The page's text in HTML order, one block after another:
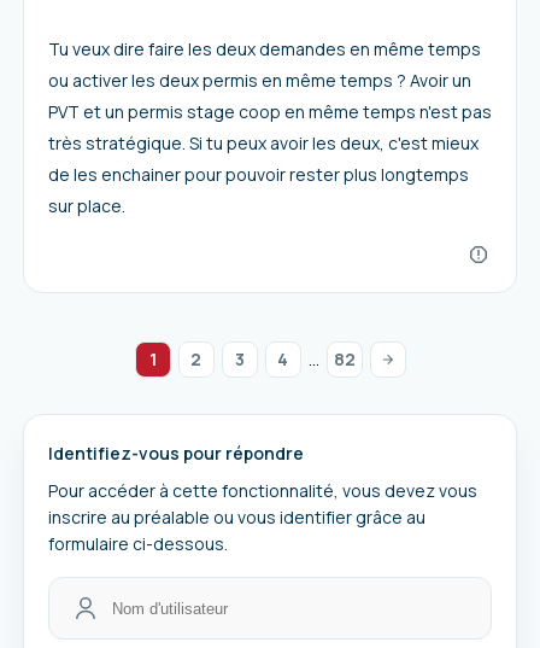
Tu veux dire faire les deux demandes en même temps
ou activer les deux permis en même temps ? Avoir un
PVT et un permis stage coop en même temps n'est pas
très stratégique. Si tu peux avoir les deux, c'est mieux
de les enchainer pour pouvoir rester plus longtemps
sur place.
1 2 3 4 ... 82
Identifiez-vous pour répondre
Pour accéder à cette fonctionnalité, vous devez vous
inscrire au préalable ou vous identifier grâce au
formulaire ci-dessous.